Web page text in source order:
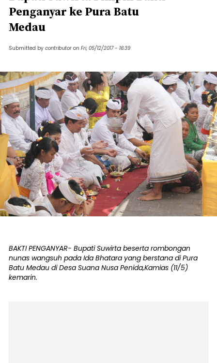
Penganyar ke Pura Batu
Medau
Submitted by contributor on Fri, 05/12/2017 - 16:39
BAKTI PENGANYAR- Bupati Suwirta beserta rombongan
nunas wangsuh pada Ida Bhatara yang berstana di Pura
Batu Medau di Desa Suana Nusa Penida,Kamias (11/5)
kemarin.